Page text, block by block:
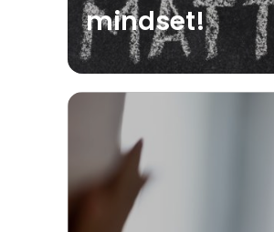
mindset!